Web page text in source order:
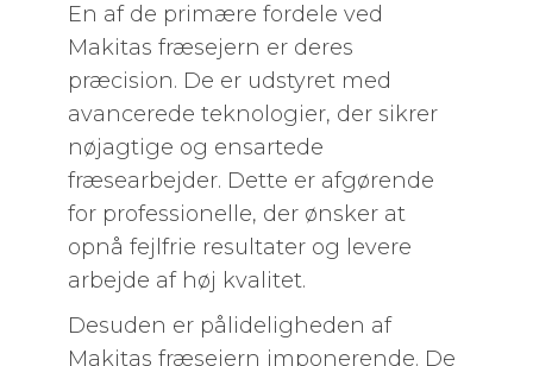
En af de primære fordele ved
Makitas fræsejern er deres
præcision. De er udstyret med
avancerede teknologier, der sikrer
nøjagtige og ensartede
fræsearbejder. Dette er afgørende
for professionelle, der ønsker at
opnå fejlfrie resultater og levere
arbejde af høj kvalitet.
Desuden er pålideligheden af ​​
Makitas fræsejern imponerende. De